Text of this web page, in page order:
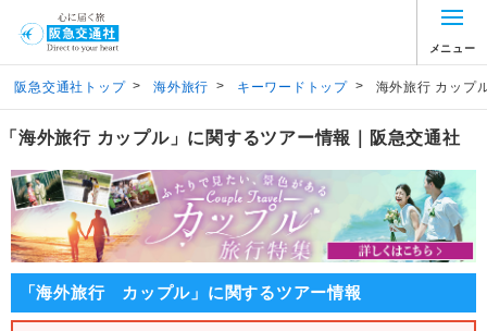
メニュー
阪急交通社トップ > 海外旅行 > キーワードトップ > 海外旅行 カップ
「海外旅行 カップル」に関するツアー情報｜阪急交通社
「海外旅行 カップル」に関するツアー情報